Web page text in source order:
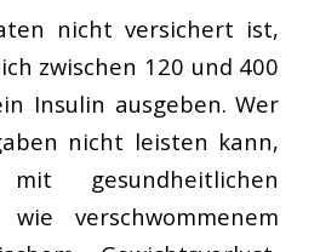
nicht versichert ist,
zwischen 120 und 400
Insulin ausgeben. Wer
nicht leisten kann,
gesundheitlichen
wie verschwommenem